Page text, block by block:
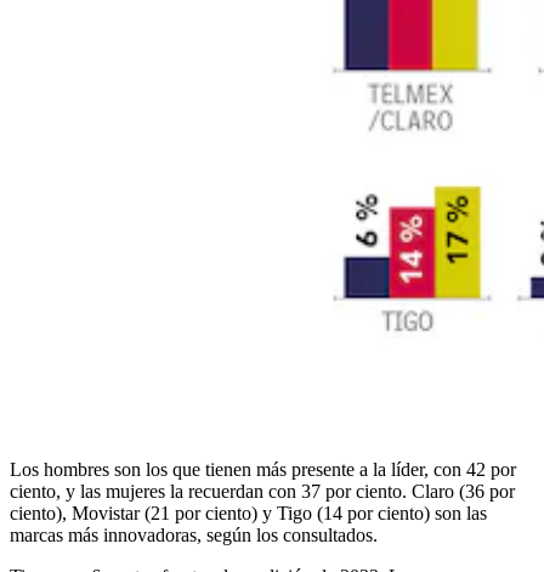
Los hombres son los que tienen más presente a la líder, con 42 por
ciento, y las mujeres la recuerdan con 37 por ciento. Claro (36 por
ciento), Movistar (21 por ciento) y Tigo (14 por ciento) son las
marcas más innovadoras, según los consultados.